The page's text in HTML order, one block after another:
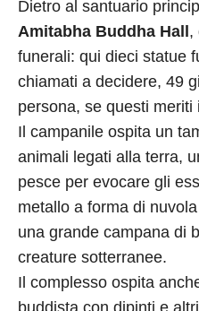
Dietro al santuario
Amitabha Buddha Hall ,
funerali: qui dieci statue
chiamati a decidere, 49
persona, se questi meriti
Il campanile ospita un
animali legati alla terra,
pesce per evocare gli
metallo a forma di
una grande campana di
creature sotterranee.
Il complesso ospita